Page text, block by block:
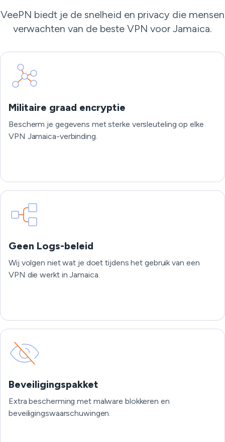
VeePN biedt je de snelheid en privacy die mensen
verwachten van de beste VPN voor Jamaica.
Militaire graad encryptie
Bescherm je gegevens met sterke versleuteling op elke
VPN Jamaica-verbinding.
Geen Logs-beleid
Wij volgen niet wat je doet tijdens het gebruik van een
VPN die werkt in Jamaica.
Beveiligingspakket
Extra bescherming met malware blokkeren en
beveiligingswaarschuwingen.